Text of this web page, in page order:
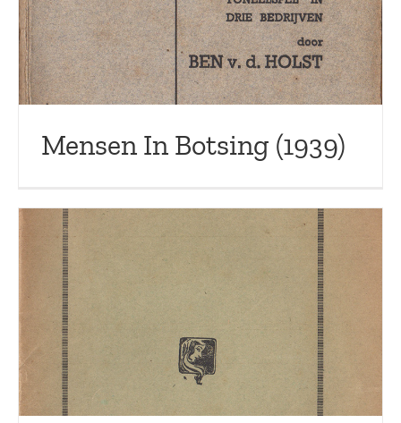
Mensen In Botsing (1939)